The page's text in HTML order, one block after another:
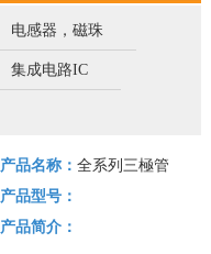
电感器，磁珠
集成电路IC
产品名称：全系列三極管
产品型号：
产品简介：